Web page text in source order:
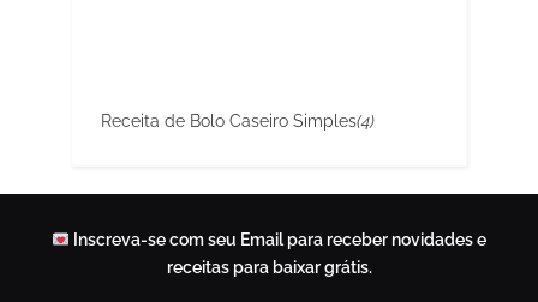
Receita de Bolo Caseiro Simples(4)
Inscreva-se com seu Email para receber novidades e
receitas para baixar grátis.